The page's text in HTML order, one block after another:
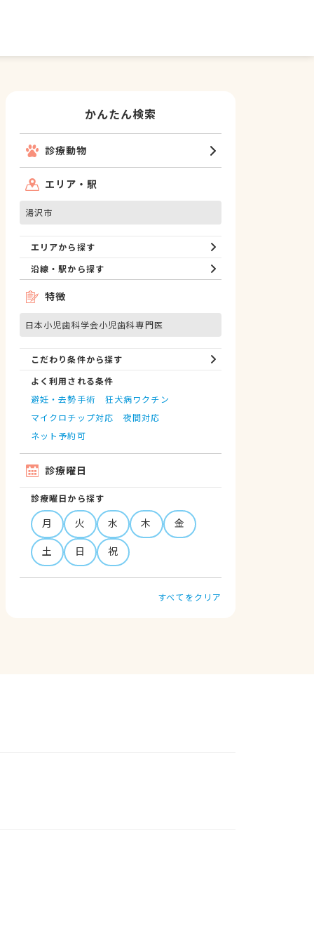
かんたん検索
診療動物
エリア・駅
湯沢市
エリアから探す
沿線・駅から探す
特徴
日本小児歯科学会小児歯科専門医
こだわり条件から探す
よく利用される条件
避妊・去勢手術
狂犬病ワクチン
マイクロチップ対応
夜間対応
ネット予約可
診療曜日
診療曜日から探す
月 火 水 木
金
土
日 祝
すべてをクリア